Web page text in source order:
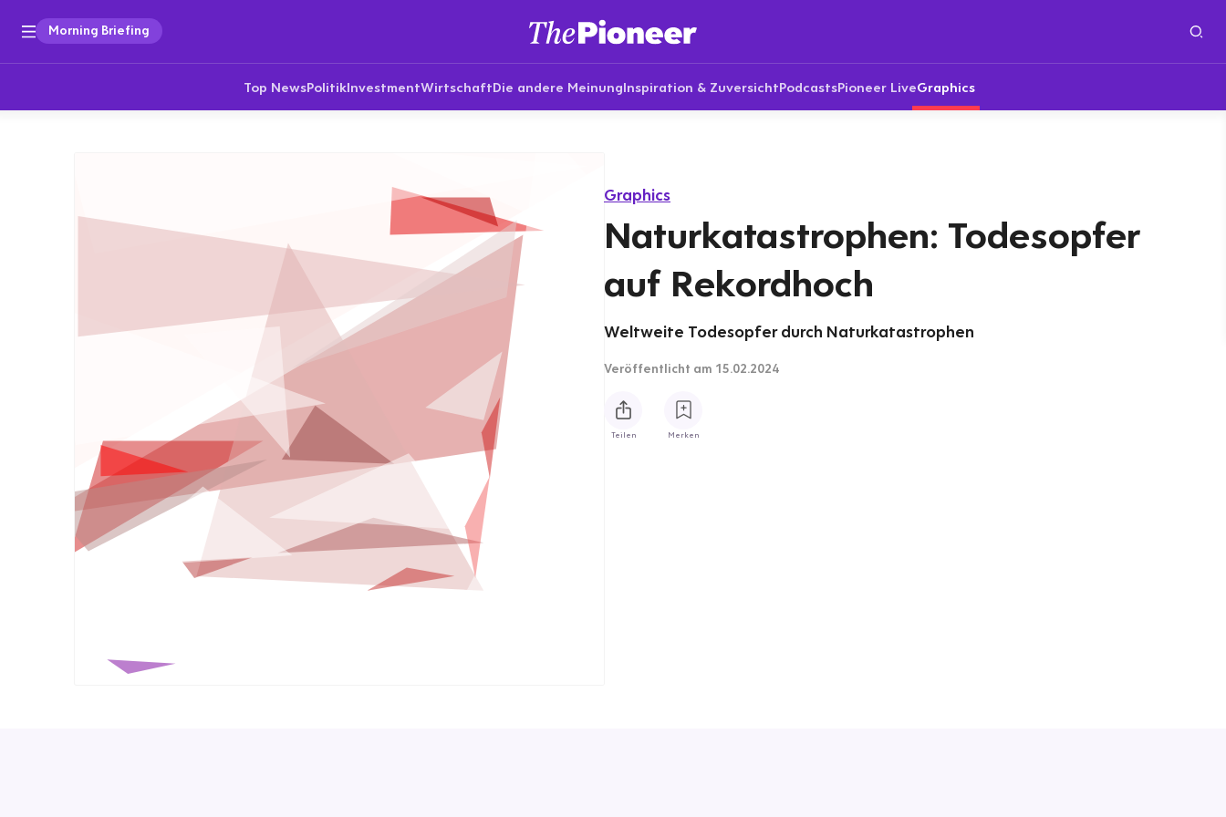
Morning Briefing
Top NewsPolitikInvestmentWirtschaftDie andere MeinungInspiration & ZuversichtPodcastsPioneer LiveGraphics
Graphics
Naturkatastrophen: Todesopfer
auf Rekordhoch
Weltweite Todesopfer durch Naturkatastrophen
Veröffentlicht am 15.02.2024
Teilen Merken